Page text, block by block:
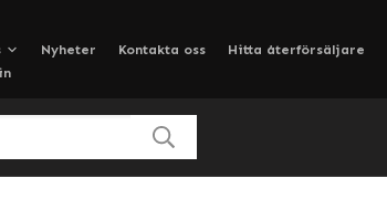
Nyheter Kontakta oss
Hitta återförsäljare